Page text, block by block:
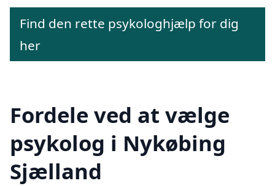
Find den rette psykologhjælp for dig
her
Fordele ved at vælge
psykolog i Nykøbing
Sjælland